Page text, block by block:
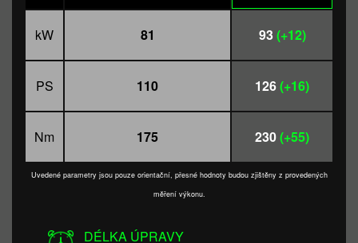
kW 81 93(+12)
PS 110 126(+16)
Nm 175 230(+55)
Uvedené parametry jsou pouze orientační, přesné hodnoty budou zjištěny z provedených
měření výkonu.
DÉLKA ÚPRAVY